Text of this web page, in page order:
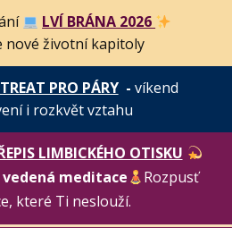
LVÍ BRÁNA 2026
nové životní kapitoly
PRO PÁRY- víkend
i rozkvět vztahu
LIMBICKÉHO OTISKU
meditace
Rozpusť
které Ti neslouží.